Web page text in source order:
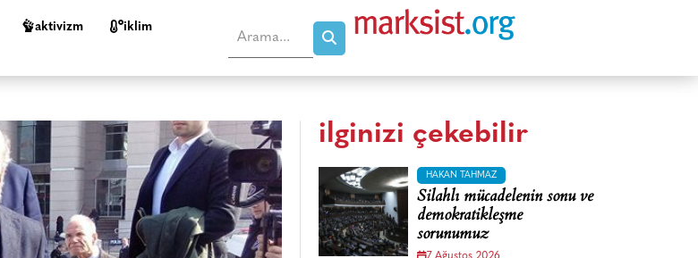
aktivizm i̇klim
ilginizi çekebilir
HAKAN TAHMAZ
Silahlı mücadelenin sonu ve
demokratikleşme
sorunumuz